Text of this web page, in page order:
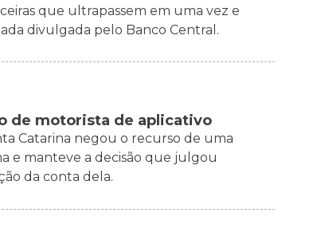
que ultrapassem em uma vez e
divulgada pelo Banco Central.
de motorista de aplicativo
Catarina negou o recurso de uma
e manteve a decisão que julgou
da conta dela.